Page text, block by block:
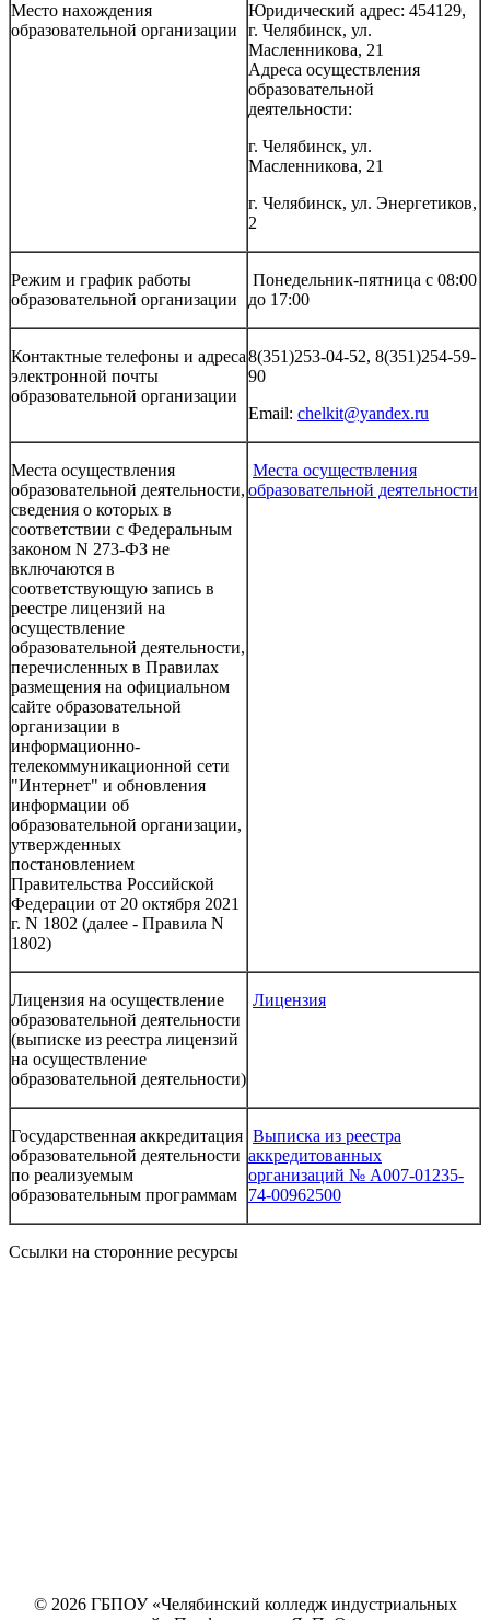
Место нахождения
образовательной организации
Юридический адрес: 454129,
г. Челябинск, ул.
Масленникова, 21
Адреса осуществления
образовательной
деятельности:
г. Челябинск, ул.
Масленникова, 21
г. Челябинск, ул. Энергетиков,
2
Режим и график работы
образовательной организации
Понедельник-пятница с 08:00
до 17:00
Контактные телефоны и адреса
электронной почты
образовательной организации
8(351)253-04-52, 8(351)254-59-
90
Email: chelkit@yandex.ru
Места осуществления
образовательной деятельности,
сведения о которых в
соответствии с Федеральным
законом N 273-ФЗ не
включаются в
соответствующую запись в
реестре лицензий на
осуществление
образовательной деятельности,
перечисленных в Правилах
размещения на официальном
сайте образовательной
организации в
информационно-
телекоммуникационной сети
"Интернет" и обновления
информации об
образовательной организации,
утвержденных
постановлением
Правительства Российской
Федерации от 20 октября 2021
г. N 1802 (далее - Правила N
1802)
Места осуществления
образовательной деятельности
Лицензия на осуществление
образовательной деятельности
(выписке из реестра лицензий
на осуществление
образовательной деятельности)
Лицензия
Государственная аккредитация
образовательной деятельности
по реализуемым
образовательным программам
Выписка из реестра
аккредитованных
организаций № А007-01235-
74-00962500
Ссылки на сторонние ресурсы
© 2026 ГБПОУ «Челябинский колледж индустриальных